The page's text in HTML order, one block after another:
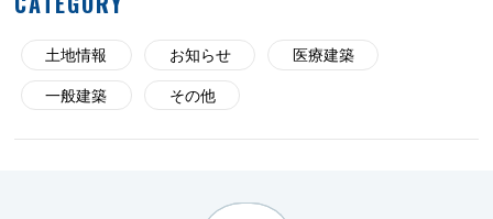
土地情報 お知らせ 医療建築
一般建築 その他